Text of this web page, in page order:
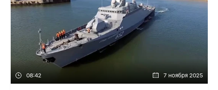
08:42 7 ноября 2025